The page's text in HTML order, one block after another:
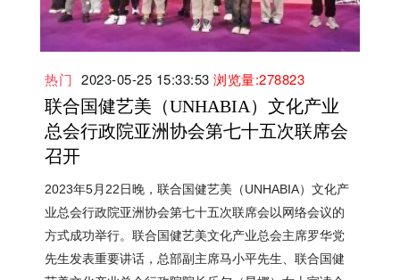
热门 2023-05-25 15:33:53 浏览量:278823
联合国健艺美（UNHABIA）文化产业
总会行政院亚洲协会第七十五次联席会
召开
2023年5月22日晚，联合国健艺美（UNHABIA）文化产
业总会行政院亚洲协会第七十五次联席会以网络会议的
方式成功举行。联合国健艺美文化产业总会主席罗华党
先生发表重要讲话，总部副主席马小平先生、联合国健